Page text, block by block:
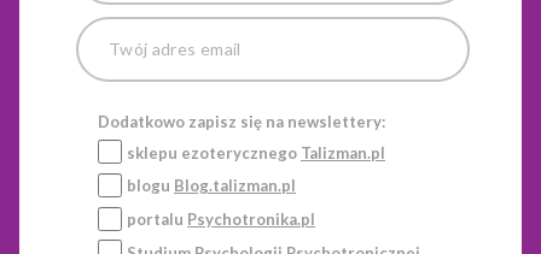
Sukcesu w biurze lub salonie, wykorzystując energię
elementów wody lub metalu. Kluczowe jest również
ustawienie biurka w „pozycji mocy”, co oznacza, że
powinieneś widzieć drzwi wejściowe, nie siedząc do nich
tyłem. Autorka opisuje także konkretne techniki, takie jak
stworzenie „Wazonu Bogactwa”, który działa jak
energetyczny skarbiec przyciągający oszczędności.
Dodatkowo zapisz się na newslettery:
sklepu ezoterycznego Talizman.pl
blogu Blog.talizman.pl
portalu Psychotronika.pl